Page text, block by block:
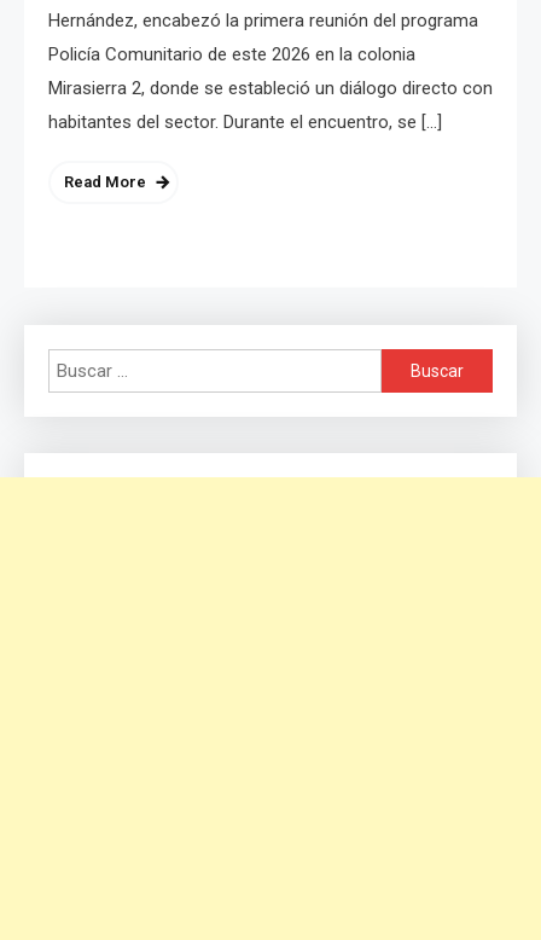
Hernández, encabezó la primera reunión del programa
Policía Comunitario de este 2026 en la colonia
Mirasierra 2, donde se estableció un diálogo directo con
habitantes del sector. Durante el encuentro, se […]
Read More
Buscar: